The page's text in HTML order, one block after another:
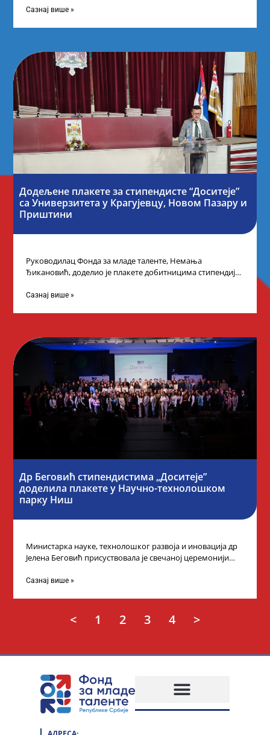
Сазнај више »
Додељене плакете за стипендисте “Доситеје”
са Универзитета у Крагујевцу, Новом Пазару и
Приштини
Руководилац Фонда за младе таленте, Немања
Ђикановић, доделио је плакете добитницима стипендије
Сазнај више »
Др Беговић стипендистима „Доситеје”
доделила плакете у Научно-технолошком
парку Ниш
Министарка науке, технолошког развоја и иновација др
Јелена Беговић присуствовала је свечаној церемонији
„Доситеја” Фонда
Сазнај више »
< 1 2 3 4 >